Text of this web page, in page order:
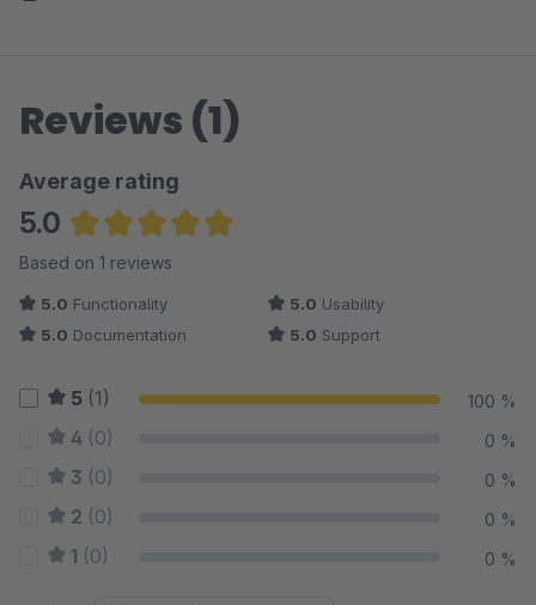
Reviews (1)
Average rating
5.0
Average rating of 5 out of 5 stars
Based on 1 reviews
5.0 Functionality 5.0 Usability
5.0 Documentation 5.0 Support
5 (1) 100 %
4 (0) 0 %
3 (0) 0 %
2 (0) 0 %
1 (0) 0 %